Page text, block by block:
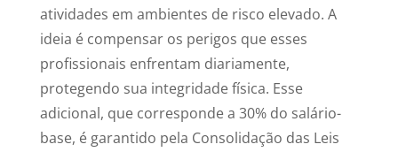
atividades em ambientes de risco elevado. A
ideia é compensar os perigos que esses
profissionais enfrentam diariamente,
protegendo sua integridade física. Esse
adicional, que corresponde a 30% do salário-
base, é garantido pela Consolidação das Leis